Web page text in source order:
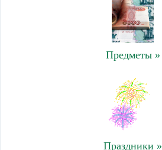
Предметы »
Праздники »